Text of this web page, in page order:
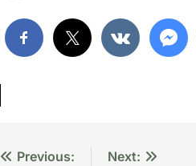
Previous:
Next: